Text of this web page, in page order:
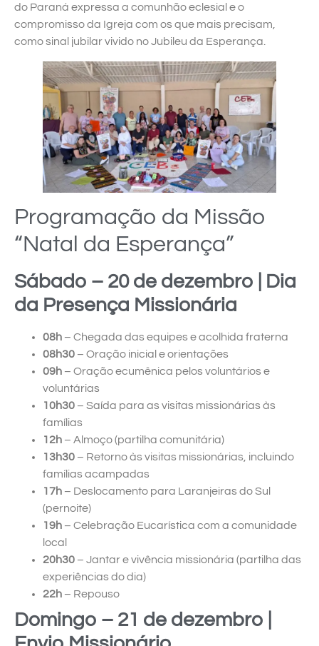
do Paraná expressa a comunhão eclesial e o
compromisso da Igreja com os que mais precisam,
como sinal jubilar vivido no Jubileu da Esperança.
Programação da Missão
“Natal da Esperança”
Sábado – 20 de dezembro | Dia
da Presença Missionária
08h – Chegada das equipes e acolhida fraterna
08h30 – Oração inicial e orientações
09h – Oração ecumênica pelos voluntários e
voluntárias
10h30 – Saída para as visitas missionárias às
famílias
12h – Almoço (partilha comunitária)
13h30 – Retorno às visitas missionárias, incluindo
famílias acampadas
17h – Deslocamento para Laranjeiras do Sul
(pernoite)
19h – Celebração Eucarística com a comunidade
local
20h30 – Jantar e vivência missionária (partilha das
experiências do dia)
22h – Repouso
Domingo – 21 de dezembro |